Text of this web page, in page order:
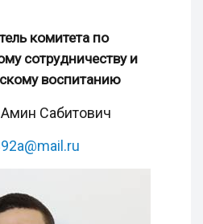
комитета по
сотрудничеству и
воспитанию
Сабитович